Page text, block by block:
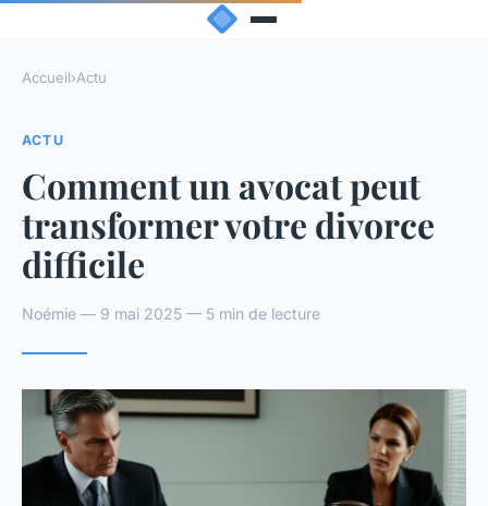
Accueil›Actu
ACTU
Comment un avocat peut
transformer votre divorce
difficile
Noémie — 9 mai 2025 — 5 min de lecture